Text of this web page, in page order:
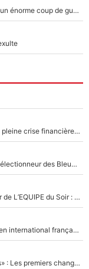
Victime de racisme contre Murray, Kyrgios pousse un énorme coup de gueule !
Grégory Lorenzi doit renoncer à cinq signatures en pleine crise financière : L’IA propose sept noms à l’OM pour un mercato réussi... à seulement 5M€ !
«Plus grand, je ferai chauffeur-livreur» : Nouveau sélectionneur des Bleus, Zinédine Zidane s’était imaginé un avenir très différent lorsqu'il était enfant
Johan Micoud en conflit avec un autre chroniqueur de L’EQUIPE du Soir : «Pendant un moment, je ne les ai pas remis ensemble dans l'émission»
Proche de rejoindre Bruno Genesio à l'OM, un ancien international français va finalement débarquer... sur RMC !
«Il y a probablement besoin de changer des choses» : Les premiers changements de Zinedine Zidane en équipe de France sont révélés ?